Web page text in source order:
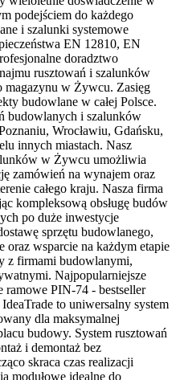
podejściem do każdego
i szalunki systemowe
EN 12810, EN
doradztwo
rusztowań i szalunków
magazynu w Żywcu. Zasięg
budowlane w całej Polsce.
budowlanych i szalunków
Wrocławiu, Gdańsku,
innych miastach. Nasz
w Żywcu umożliwia
zamówień na wynajem oraz
całego kraju. Nasza firma
kompleksową obsługę budów
po duże inwestycje
sprzętu budowlanego,
oraz wsparcie na każdym etapie
z firmami budowlanymi,
Najpopularniejsze
PIN-74 - bestseller
to uniwersalny system
dla maksymalnej
budowy. System rusztowań
i demontaż bez
skraca czas realizacji
modułowe idealne do